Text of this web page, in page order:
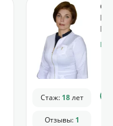
КТ-
Стаж: 18лет
Отзывы: 1